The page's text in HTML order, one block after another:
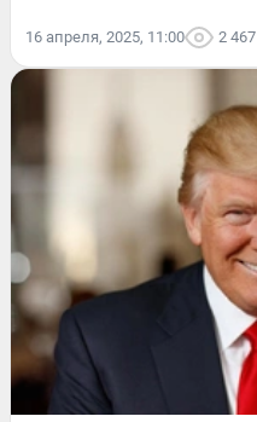
16 апреля, 2025, 11:00 2 467